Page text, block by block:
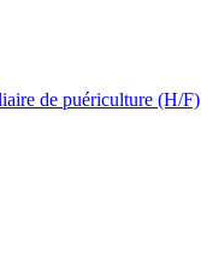
de puériculture (H/F)